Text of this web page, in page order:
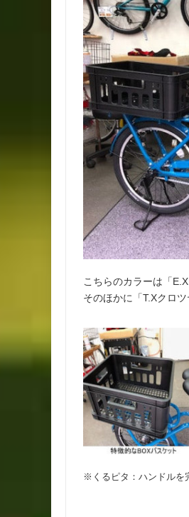
こちらのカラーは「
そのほかに「T.Xクロ
※くるピタ：ハンドルを